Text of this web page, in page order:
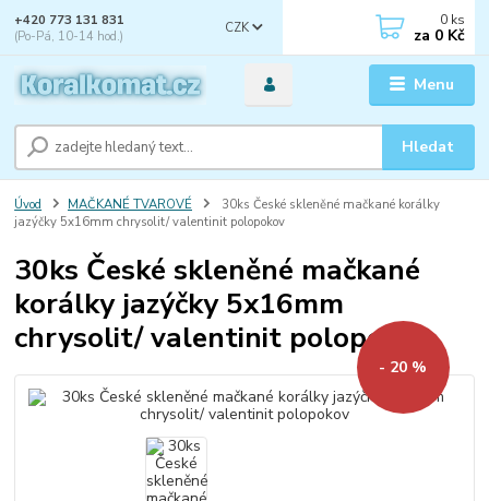
Menu
CZK
Hledat
+420 773 131 831
(Po-Pá, 10-14 hod.)
0 ks
za 0 Kč
Úvod MAČKANÉ TVAROVÉ
30ks České skleněné mačkané korálky
jazýčky 5x16mm chrysolit/ valentinit polopokov
30ks České skleněné mačkané
korálky jazýčky 5x16mm
chrysolit/ valentinit polopokov
- 20 %